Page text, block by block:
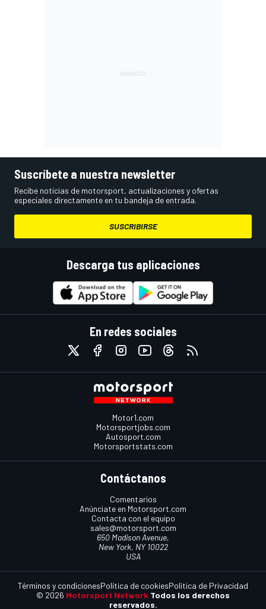
Suscríbete a nuestra newsletter
Recibe noticias de motorsport, actualizaciones y ofertas
especiales directamente en tu bandeja de entrada.
SUSCRIBIRSE
Descarga tus aplicaciones
En redes sociales
Motor1.com
Motorsportjobs.com
Autosport.com
Motorsportstats.com
Contáctanos
Comentarios
Anúnciate en Motorsport.com
Contacta con el equipo
sales@motorsport.com
650 Madison Avenue,
New York, NY 10022
USA
© 2026 Motorsport Network Todos los derechos
reservados.
Términos y condicionesPolítica de cookiesPolítica de Privacidad